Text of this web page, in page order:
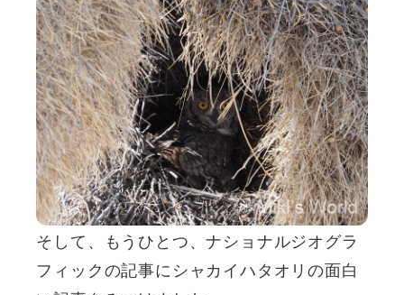
そして、もうひとつ、ナショナルジオグラ
フィックの記事にシャカイハタオリの面白